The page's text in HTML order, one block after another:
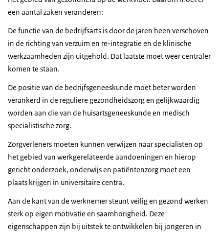
een aantal zaken veranderen:
De functie van de bedrijfsarts is door de jaren heen verschoven
in de richting van verzuim en re-integratie en de klinische
werkzaamheden zijn uitgehold. Dat laatste moet weer centraler
komen te staan.
De positie van de bedrijfsgeneeskunde moet beter worden
verankerd in de reguliere gezondheidszorg en gelijkwaardig
worden aan die van de huisartsgeneeskunde en medisch
specialistische zorg.
Zorgverleners moeten kunnen verwijzen naar specialisten op
het gebied van werkgerelateerde aandoeningen en hierop
gericht onderzoek, onderwijs en patiëntenzorg moet een
plaats krijgen in universitaire centra.
Aan de kant van de werknemer steunt veilig en gezond werken
sterk op eigen motivatie en saamhorigheid. Deze
eigenschappen zijn bij uitstek te ontwikkelen bij jongeren in